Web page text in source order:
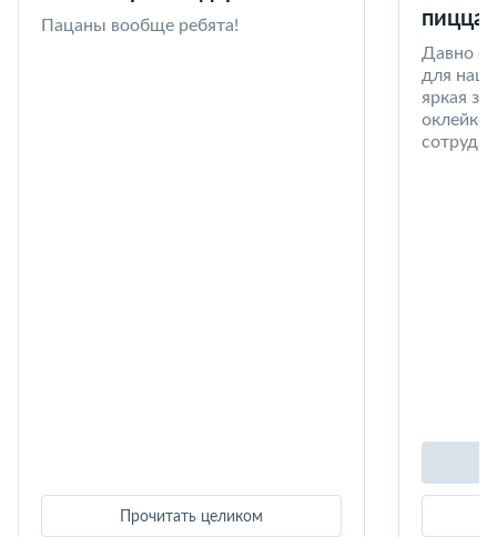
Пацаны вообще ребята!
Прочитать целиком
пицца
Давно
для
яркая
оклейке